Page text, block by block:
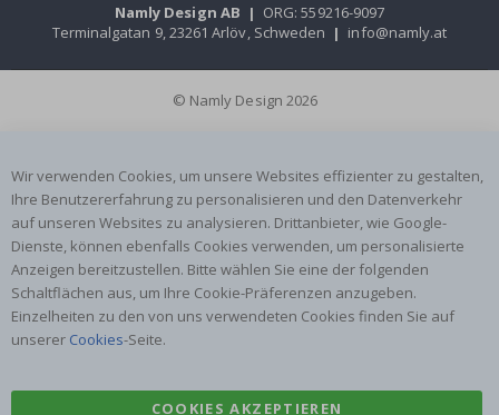
Namly Design AB | ORG: 559216-9097
Terminalgatan 9, 23261 Arlöv, Schweden | info@namly.at
© Namly Design 2026
Wir verwenden Cookies, um unsere Websites effizienter zu gestalten,
Ihre Benutzererfahrung zu personalisieren und den Datenverkehr
auf unseren Websites zu analysieren. Drittanbieter, wie Google-
Dienste, können ebenfalls Cookies verwenden, um personalisierte
Anzeigen bereitzustellen. Bitte wählen Sie eine der folgenden
Schaltflächen aus, um Ihre Cookie-Präferenzen anzugeben.
Einzelheiten zu den von uns verwendeten Cookies finden Sie auf
unserer Cookies-Seite.
COOKIES AKZEPTIEREN